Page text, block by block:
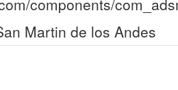
Martin de los Andes